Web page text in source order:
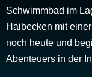
Schwimmbad im
Haibecken mit
noch heute und
Abenteuers in der